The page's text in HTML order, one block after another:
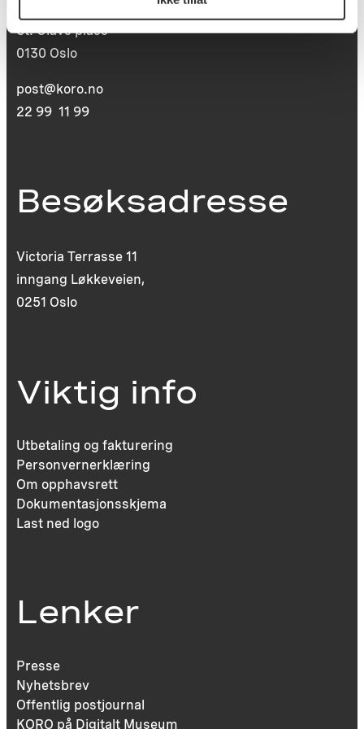
St. Olavs plass
0130 Oslo
post@koro.no
22 99 11 99
Besøksadresse
Victoria Terrasse 11
inngang Løkkeveien,
0251 Oslo
Viktig info
Utbetaling og fakturering
Personvernerklæring
Om opphavsrett
Dokumentasjonsskjema
Last ned logo
Lenker
Presse
Nyhetsbrev
Offentlig postjournal
KORO på Digitalt Museum